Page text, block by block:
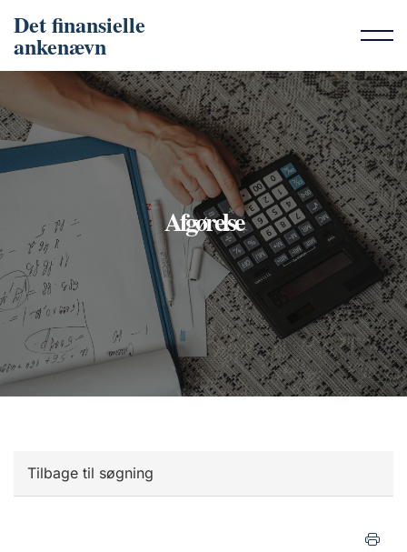
Det finansielle
ankenævn
Afgørelse
Tilbage til søgning